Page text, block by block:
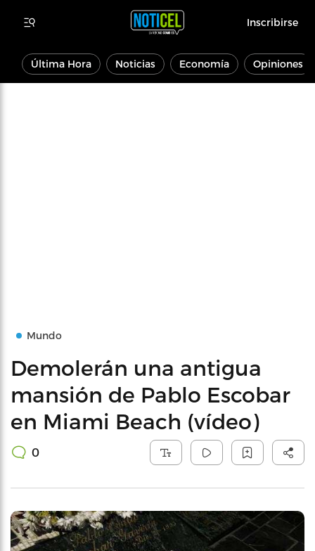
Inscribirse
Última Hora Noticias Economía Opiniones
Mundo
Demolerán una antigua
mansión de Pablo Escobar
en Miami Beach (vídeo)
0